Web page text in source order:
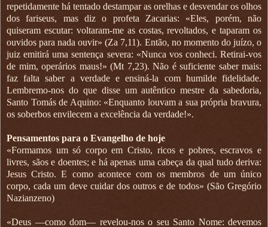
repetidamente há tentado destampar as orelhas e desvendar os olhos
dos fariseus, mas diz o profeta Zacarias: «Eles, porém, não
quiseram escutar: voltaram-me as costas, revoltados, e taparam os
ouvidos para nada ouvir» (Za 7,11). Então, no momento do juízo, o
juiz emitirá uma sentença severa: «Nunca vos conheci. Retirai-vos
de mim, operários maus!» (Mt 7,23). Não é suficiente saber mais:
faz falta saber a verdade e ensiná-la com humilde fidelidade.
Lembremo-nos do que disse um autêntico mestre da sabedoria,
Santo Tomás de Aquino: «Enquanto louvam a sua própria bravura,
os soberbos envilecem a excelência da verdade!».
Pensamentos para o Evangelho de hoje
«Formamos um só corpo em Cristo, ricos e pobres, escravos e
livres, sãos e doentes; e há apenas uma cabeça da qual tudo deriva:
Jesus Cristo. E como acontece com os membros de um único
corpo, cada um deve cuidar dos outros e de todos» (São Gregório
Nazianzeno)
«Deus —como dom— revelou-nos o seu Santo Nome: devemos